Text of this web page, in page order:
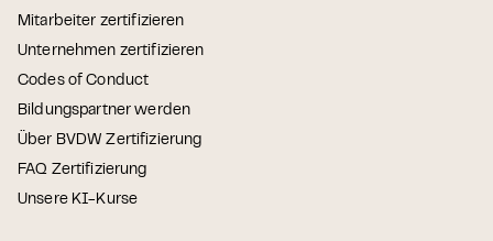
Mitarbeiter zertifizieren
Unternehmen zertifizieren
Codes of Conduct
Bildungspartner werden
Über BVDW Zertifizierung
FAQ Zertifizierung
Unsere KI-Kurse